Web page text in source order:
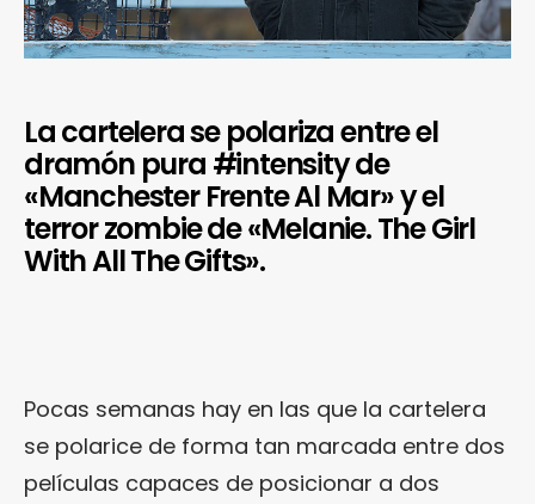
La cartelera se polariza entre el
dramón pura #intensity de
«Manchester Frente Al Mar» y el
terror zombie de «Melanie. The Girl
With All The Gifts».
Pocas semanas hay en las que la cartelera
se polarice de forma tan marcada entre dos
películas capaces de posicionar a dos